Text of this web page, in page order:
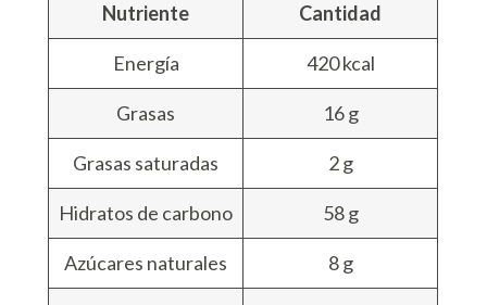
Nutriente Cantidad
Energía 420 kcal
Grasas 16 g
Grasas saturadas 2 g
Hidratos de carbono 58 g
Azúcares naturales 8 g